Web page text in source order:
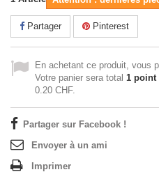
Partager Pinterest
En achetant ce produit, vous
Votre panier sera total 1 point
0.20 CHF.
Partager sur Facebook !
Envoyer à un ami
Imprimer